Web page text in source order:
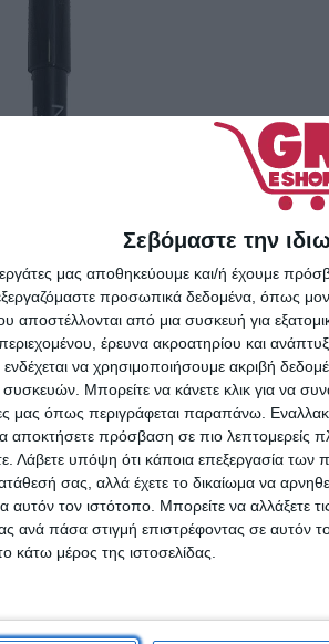
Σεβόμαστε την
μας αποθηκεύουμε και/ή έχουμε
προσωπικά δεδομένα, όπως
αποστέλλονται από μια συσκευή για
έρευνα ακροατηρίου και
να χρησιμοποιήσουμε ακριβή
Μπορείτε να κάνετε κλικ για να
μας όπως περιγράφεται παραπάνω.
αποκτήσετε πρόσβαση σε πιο λεπτομερείς
Λάβετε υπόψη ότι κάποια επεξεργασία
σας, αλλά έχετε το δικαίωμα να
αυτόν τον ιστότοπο. Μπορείτε να αλλάξετε
ανά πάσα στιγμή επιστρέφοντας σε αυτόν
κάτω μέρος της ιστοσελίδας.
Professional Lip
2,00€
NX